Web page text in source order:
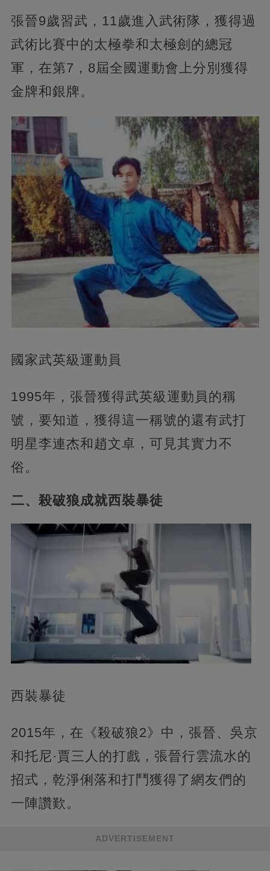
張晉9歲習武，11歲進入武術隊，獲得過
武術比賽中的太極拳和太極劍的總冠
軍，在第7，8屆全國運動會上分別獲得
金牌和銀牌。
國家武英級運動員
1995年，張晉獲得武英級運動員的稱
號，要知道，獲得這一稱號的還有武打
明星李連杰和趙文卓，可見其實力不
俗。
二、殺破狼成就西裝暴徒
西裝暴徒
2015年，在《殺破狼2》中，張晉、吳京
和托尼·賈三人的打戲，張晉行雲流水的
招式，乾淨俐落和打鬥獲得了網友們的
一陣讚歎。
ADVERTISEMENT